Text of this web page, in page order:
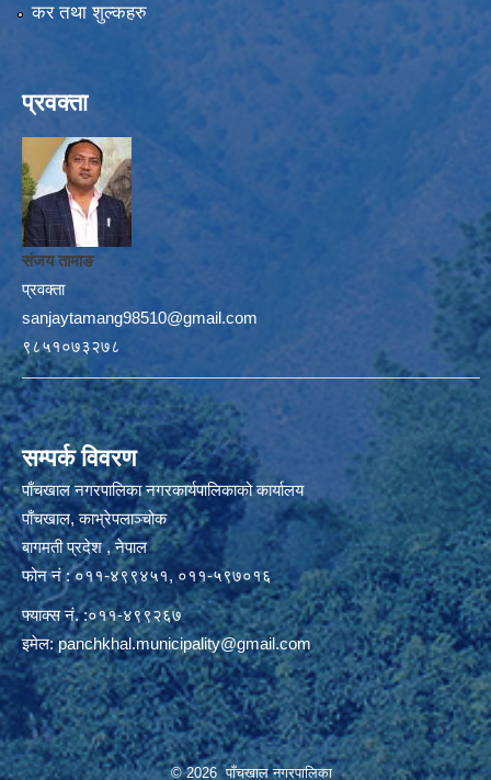
कर तथा शुल्कहरु
प्रवक्ता
संजय तामाङ
प्रवक्ता
sanjaytamang98510@gmail.com
९८५१०७३२७८
सम्पर्क विवरण
पाँचखाल नगरपालिका नगरकार्यपालिकाको कार्यालय
पाँचखाल, काभ्रेपलाञ्चोक
बागमती प्रदेश , नेपाल
फोन नं : ०११-४९९४५१, ०११-५९७०१६
फ्याक्स नं. :०११-४९९२६७
इमेल:panchkhal.municipality@gmail.com
© 2026 पाँचखाल नगरपालिका